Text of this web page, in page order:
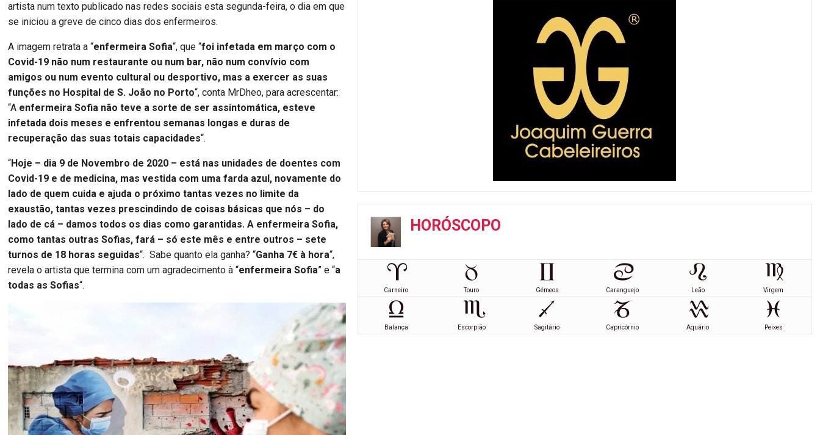
artista num texto publicado nas redes sociais esta segunda-feira, o dia em que
se iniciou a greve de cinco dias dos enfermeiros.
A imagem retrata a “enfermeira Sofia“, que “foi infetada em março com o
Covid-19 não num restaurante ou num bar, não num convívio com
amigos ou num evento cultural ou desportivo, mas a exercer as suas
funções no Hospital de S. João no Porto“, conta MrDheo, para acrescentar:
“A enfermeira Sofia não teve a sorte de ser assintomática, esteve
infetada dois meses e enfrentou semanas longas e duras de
recuperação das suas totais capacidades“.
“Hoje – dia 9 de Novembro de 2020 – está nas unidades de doentes com
Covid-19 e de medicina, mas vestida com uma farda azul, novamente do
lado de quem cuida e ajuda o próximo tantas vezes no limite da
exaustão, tantas vezes prescindindo de coisas básicas que nós – do
lado de cá – damos todos os dias como garantidas. A enfermeira Sofia,
como tantas outras Sofias, fará – só este mês e entre outros – sete
turnos de 18 horas seguidas“. Sabe quanto ela ganha? “Ganha 7€ à hora“,
revela o artista que termina com um agradecimento à “enfermeira Sofia” e “a
todas as Sofias“.
HORÓSCOPO
Carneiro Touro Gémeos Caranguejo Leão Virgem
Balança Escorpião Sagitário Capricórnio Aquário Peixes